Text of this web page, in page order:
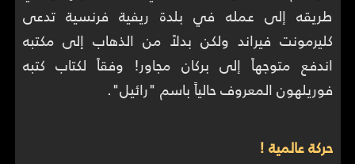
طريقه إلى عمله في بلدة ريفية فرنسية تدعى
كليرمونت فيراند ولكن بدلاً من الذهاب إلى مكتبه
اندفع متوجهاً إلى بركان مجاور! وفقاً لكتاب كتبه
فوريلهون المعروف حالياً باسم "رائيل".
حركة عالمية !